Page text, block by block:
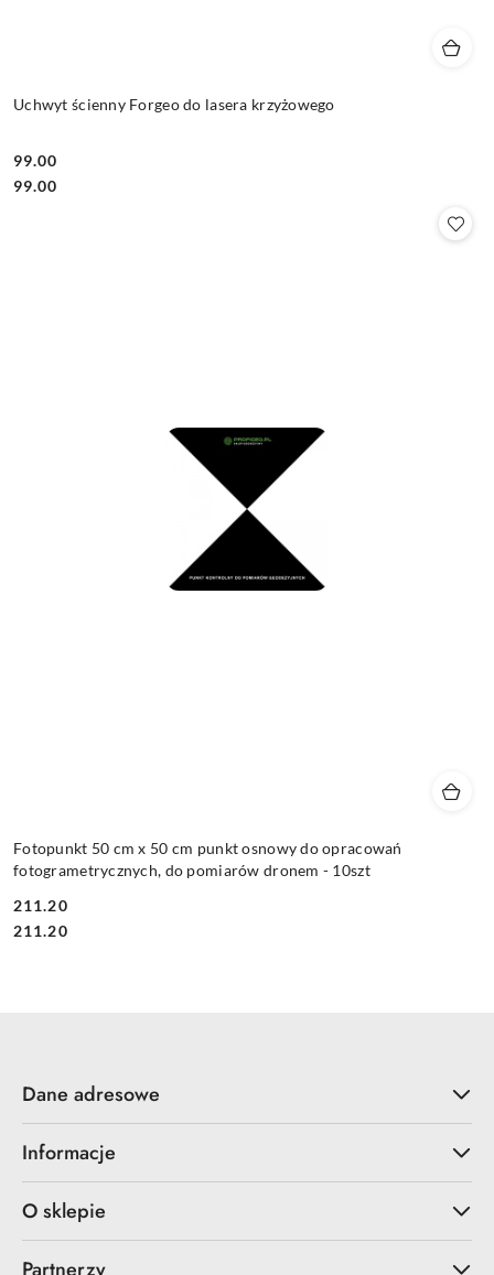
Uchwyt ścienny Forgeo do lasera krzyżowego
Cena:
99.00
Cena:
99.00
Fotopunkt 50 cm x 50 cm punkt osnowy do opracowań
fotogrametrycznych, do pomiarów dronem - 10szt
Cena:
211.20
Cena:
211.20
Dane adresowe
Informacje
O sklepie